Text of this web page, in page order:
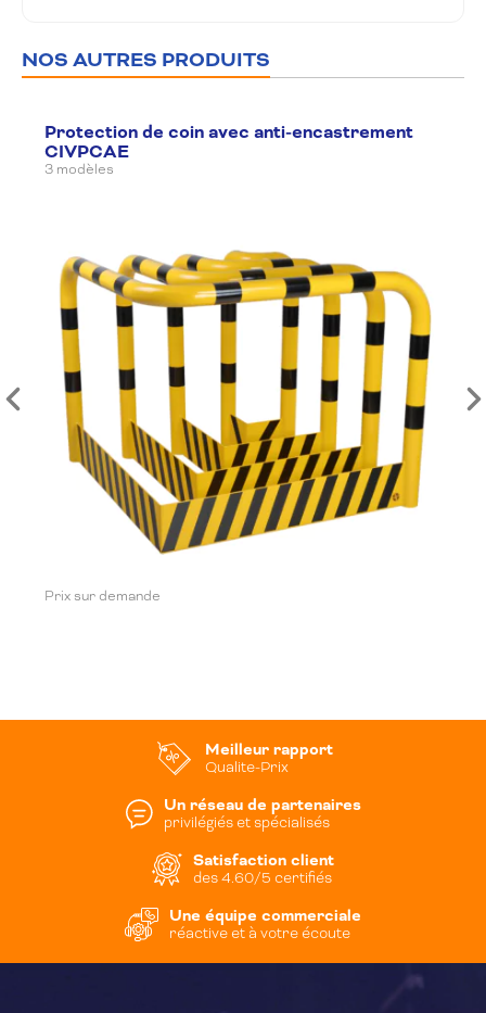
NOS AUTRES PRODUITS
Protection de coin avec anti-encastrement
CIVPCAE
3 modèles
Prix sur demande
Meilleur rapport
Qualite-Prix
Un réseau de partenaires
privilégiés et spécialisés
Satisfaction client
des 4.60/5 certifiés
Une équipe commerciale
réactive et à votre écoute